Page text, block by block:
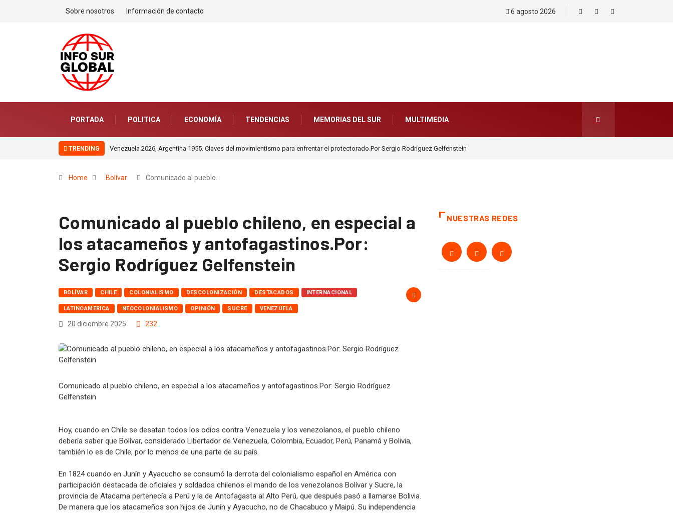
Sobre nosotros Información de contacto 6 agosto 2026
PORTADA POLITICA ECONOMÍA TENDENCIAS MEMORIAS DEL SUR MULTIMEDIA
TRENDING Venezuela 2026, Argentina 1955. Claves del movimientismo para enfrentar el protectorado.Por Sergio Rodríguez Gelfenstein
Home Bolívar Comunicado al pueblo…
Comunicado al pueblo chileno, en especial a
los atacameños y antofagastinos.Por:
Sergio Rodríguez Gelfenstein
BOLÍVAR CHILE COLONIALISMO DESCOLONIZACIÓN DESTACADOS INTERNACIONAL
LATINOAMERICA NEOCOLONIALISMO OPINIÓN SUCRE VENEZUELA
20 diciembre 2025 232
Comunicado al pueblo chileno, en especial a los atacameños y antofagastinos.Por: Sergio Rodríguez
Gelfenstein
Hoy, cuando en Chile se desatan todos los odios contra Venezuela y los venezolanos, el pueblo chileno
debería saber que Bolívar, considerado Libertador de Venezuela, Colombia, Ecuador, Perú, Panamá y Bolivia,
también lo es de Chile, por lo menos de una parte de su país.
En 1824 cuando en Junín y Ayacucho se consumó la derrota del colonialismo español en América con
participación destacada de oficiales y soldados chilenos el mando de los venezolanos Bolívar y Sucre, la
provincia de Atacama pertenecía a Perú y la de Antofagasta al Alto Perú, que después pasó a llamarse Bolivia.
De manera que los atacameños son hijos de Junín y Ayacucho, no de Chacabuco y Maipú. Su independencia
NUESTRAS REDES